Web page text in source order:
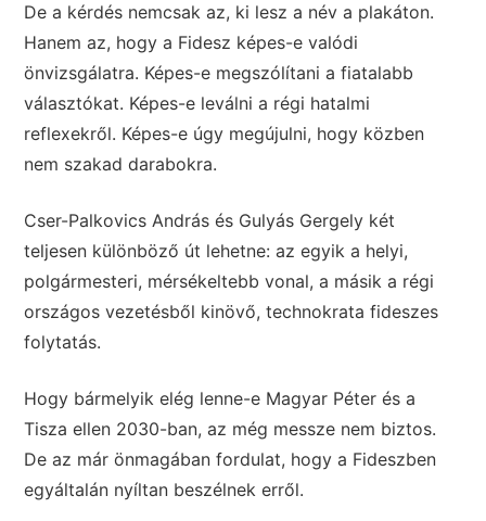
De a kérdés nemcsak az, ki lesz a név a plakáton.
Hanem az, hogy a Fidesz képes-e valódi
önvizsgálatra. Képes-e megszólítani a fiatalabb
választókat. Képes-e leválni a régi hatalmi
reflexekről. Képes-e úgy megújulni, hogy közben
nem szakad darabokra.
Cser-Palkovics András és Gulyás Gergely két
teljesen különböző út lehetne: az egyik a helyi,
polgármesteri, mérsékeltebb vonal, a másik a régi
országos vezetésből kinövő, technokrata fideszes
folytatás.
Hogy bármelyik elég lenne-e Magyar Péter és a
Tisza ellen 2030-ban, az még messze nem biztos.
De az már önmagában fordulat, hogy a Fideszben
egyáltalán nyíltan beszélnek erről.